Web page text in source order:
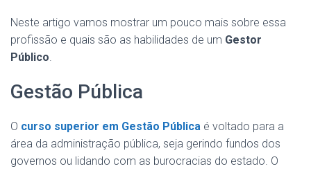
Neste artigo vamos mostrar um pouco mais sobre essa
profissão e quais são as habilidades de um Gestor
Público.
Gestão Pública
O curso superior em Gestão Pública é voltado para a
área da administração pública, seja gerindo fundos dos
governos ou lidando com as burocracias do estado. O